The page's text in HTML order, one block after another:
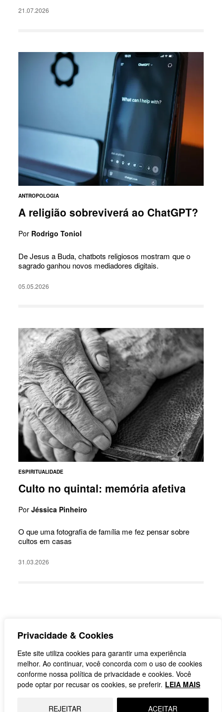
Privacidade & Cookies
Este site utiliza cookies para garantir uma experiência
melhor. Ao continuar, você concorda com o uso de cookies
conforme nossa política de privacidade e cookies. Você
pode optar por recusar os cookies, se preferir. LEIA MAIS
REJEITAR ACEITAR
21.07.2026
ANTROPOLOGIA
A religião sobreviverá ao ChatGPT?
Por Rodrigo Toniol
De Jesus a Buda, chatbots religiosos mostram que o
sagrado ganhou novos mediadores digitais.
05.05.2026
ESPIRITUALIDADE
Culto no quintal: memória afetiva
PorJéssica Pinheiro
O que uma fotografia de família me fez pensar sobre
cultos em casas
31.03.2026